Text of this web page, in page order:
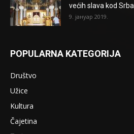
većih slava kod Srba
9. јануар 2019.
POPULARNA KATEGORIJA
Društvo
Užice
Kultura
Čajetina